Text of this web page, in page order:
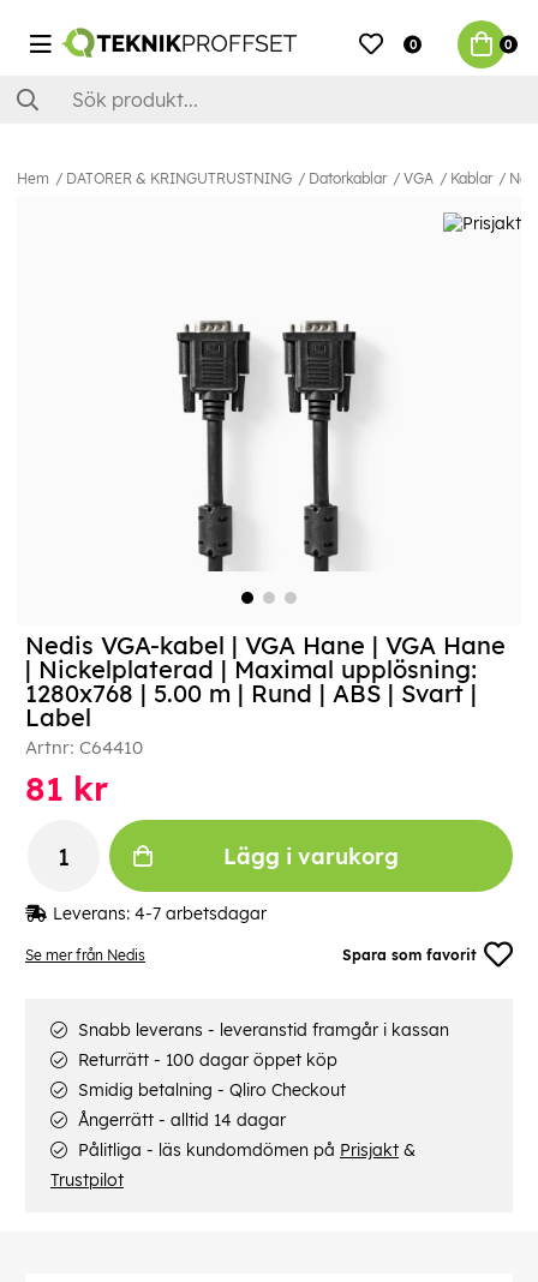
0 0
Hem DATORER & KRINGUTRUSTNING Datorkablar VGA Kablar
Se mer från Nedis Spara som favorit
Nedis VGA-kabel | VGA Hane | VGA Hane
| Nickelplaterad | Maximal upplösning:
1280x768 | 5.00 m | Rund | ABS | Svart |
Label
Artnr: C64410
81 kr
Lägg i varukorg
Leverans: 4-7 arbetsdagar
Snabb leverans - leveranstid framgår i kassan
Returrätt - 100 dagar öppet köp
Smidig betalning - Qliro Checkout
Ångerrätt - alltid 14 dagar
Pålitliga - läs kundomdömen på Prisjakt &
Trustpilot